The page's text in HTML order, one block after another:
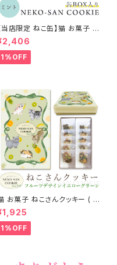
当店限定 ねこ缶】猫 お菓子 ク
キー ねこさんクッキー ( 4枚
) 個包装 ミント
1%OFF
お菓子 ねこさんクッキー ( 1
入 ) フルーツデザインVer
エローグリーン
1%OFF